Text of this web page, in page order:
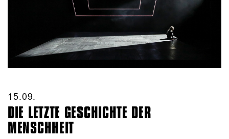
15.09.​
DIE LETZTE GESCHICHTE DER
MENSCHHEIT